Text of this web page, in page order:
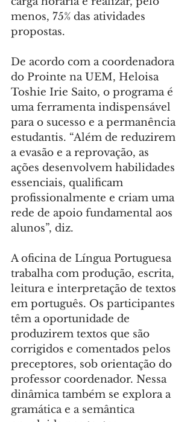
menos, 75% das atividades
propostas.
De acordo com a coordenadora
do Prointe na UEM, Heloisa
Toshie Irie Saito, o programa é
uma ferramenta indispensável
para o sucesso e a permanência
estudantis. “Além de reduzirem
a evasão e a reprovação, as
ações desenvolvem habilidades
essenciais, qualificam
profissionalmente e criam uma
rede de apoio fundamental aos
alunos”, diz.
A oficina de Língua Portuguesa
trabalha com produção, escrita,
leitura e interpretação de textos
em português. Os participantes
têm a oportunidade de
produzirem textos que são
corrigidos e comentados pelos
preceptores, sob orientação do
professor coordenador. Nessa
dinâmica também se explora a
gramática e a semântica